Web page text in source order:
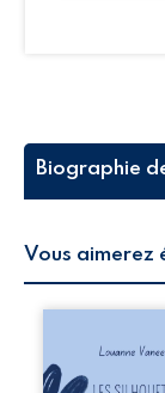
Biographie
Vous aimerez
la rue
parole